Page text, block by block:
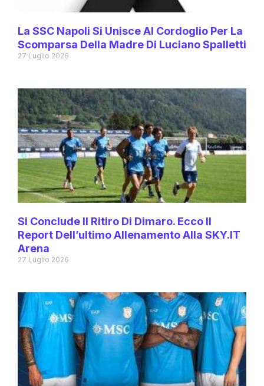
La SSC Napoli Si Unisce Al Cordoglio Per La
Scomparsa Della Madre Di Luciano Spalletti
27 Luglio 2026
Si Conclude Il Ritiro Di Dimaro. Ecco Il
Report Dell’ultimo Allenamento Alla SKY.IT
Arena
27 Luglio 2026